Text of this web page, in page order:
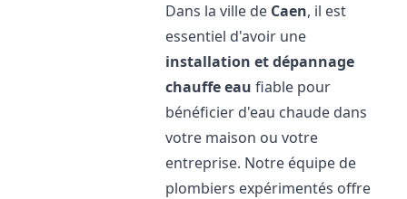
Dans la ville de Caen, il est
essentiel d'avoir une
installation et dépannage
chauffe eau fiable pour
bénéficier d'eau chaude dans
votre maison ou votre
entreprise. Notre équipe de
plombiers expérimentés offre